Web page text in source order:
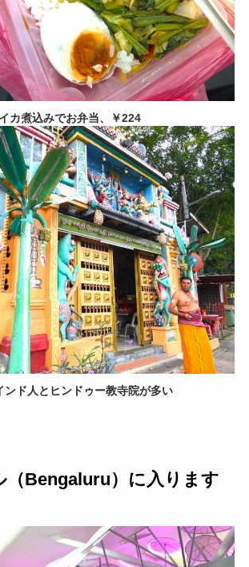
イカ煮込みでお弁当、￥224
ンド人とヒンドゥー教寺院が多い
（Bengaluru）に入ります